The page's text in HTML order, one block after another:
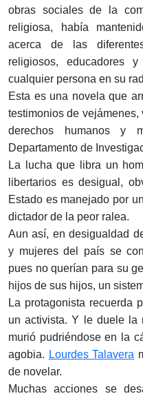
obras sociales de la
religiosa, había
acerca de las
religiosos, educadores
cualquier persona en su
Esta es una novela que
testimonios de
derechos humanos y
Departamento de
La lucha que libra un
libertarios es desigual,
Estado es manejado por
dictador de la peor ralea.
Aun así, en desigualdad
y mujeres del país se
pues no querían para su
hijos de sus hijos, un
La protagonista recuerda
un activista. Y le duele la
murió pudriéndose en la
agobia. Lourdes Talavera
de novelar.
Muchas acciones se